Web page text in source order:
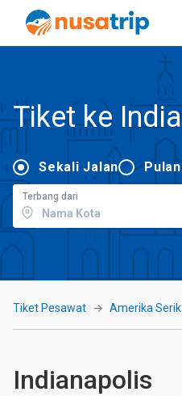
Tiket ke
Sekali Jalan
Terbang dari
Tiket Pesawat Amerika
Indianapolis